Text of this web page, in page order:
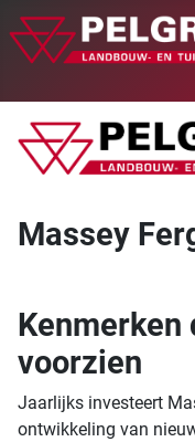
Massey
Kenmerken
voorzien
Jaarlijks investeert
ontwikkeling van